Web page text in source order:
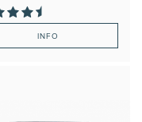
INFO